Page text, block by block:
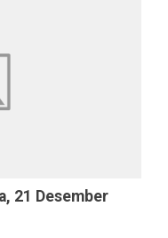
21 Desember